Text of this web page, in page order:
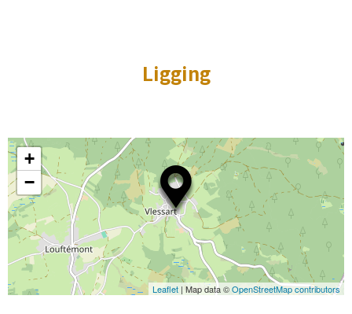
Ligging
+
−
Leaflet | Map data ©OpenStreetMap contributors